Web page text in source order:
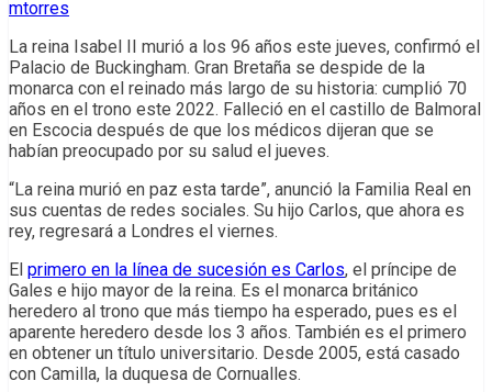
mtorres
La reina Isabel II murió a los 96 años este jueves, confirmó el
Palacio de Buckingham. Gran Bretaña se despide de la
monarca con el reinado más largo de su historia: cumplió 70
años en el trono este 2022. Falleció en el castillo de Balmoral
en Escocia después de que los médicos dijeran que se
habían preocupado por su salud el jueves.
“La reina murió en paz esta tarde”, anunció la Familia Real en
sus cuentas de redes sociales. Su hijo Carlos, que ahora es
rey, regresará a Londres el viernes.
El primero en la línea de sucesión es Carlos, el príncipe de
Gales e hijo mayor de la reina. Es el monarca británico
heredero al trono que más tiempo ha esperado, pues es el
aparente heredero desde los 3 años. También es el primero
en obtener un título universitario. Desde 2005, está casado
con Camilla, la duquesa de Cornualles.